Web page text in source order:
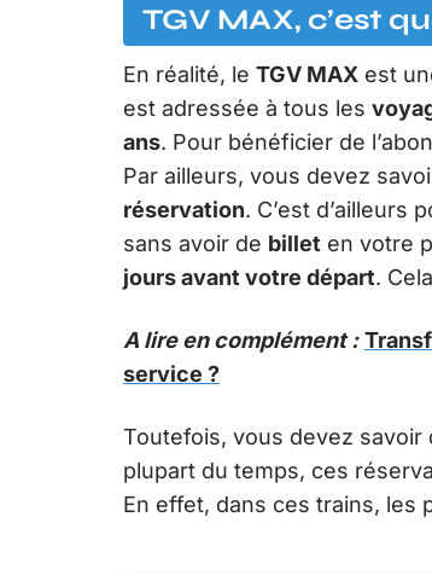
TGV MAX, c’est
En réalité, le TGV MAX est
est adressée à tous les
ans. Pour bénéficier de
Par ailleurs, vous devez
réservation. C’est
sans avoir de billet en votre
jours avant votre départ.
A lire en complément :
service ?
Toutefois, vous devez savoir
plupart du temps, ces
En effet, dans ces trains, les